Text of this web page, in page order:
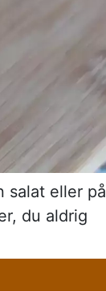
salat eller på
du aldrig